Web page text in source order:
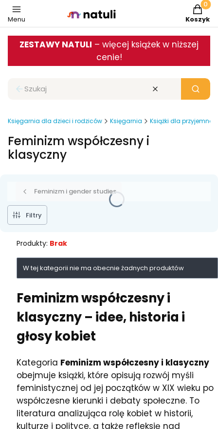
Menu Koszyk
ZESTAWY NATULI – więcej książek w niższej
cenie!
Zamknij wyszukiwarkę Wyczyść Szukaj
Księgarnia dla dzieci i rodziców Księgarnia Książki dla
Feminizm współczesny i
klasyczny
Feminizm i gender studies
Filtry
Produkty: Brak
Lista produktów
W tej kategorii nie ma obecnie żadnych produktów
Feminizm współczesny i
klasyczny– idee, historia i
głosy kobiet
Kategoria Feminizm współczesny i klasyczny
obejmuje książki, które opisują rozwój myśli
feministycznej od jej początków w XIX wieku po
współczesne kierunki i debaty społeczne. To
literatura analizująca rolę kobiet w historii,
kulturze i polityce, a także refleksję nad